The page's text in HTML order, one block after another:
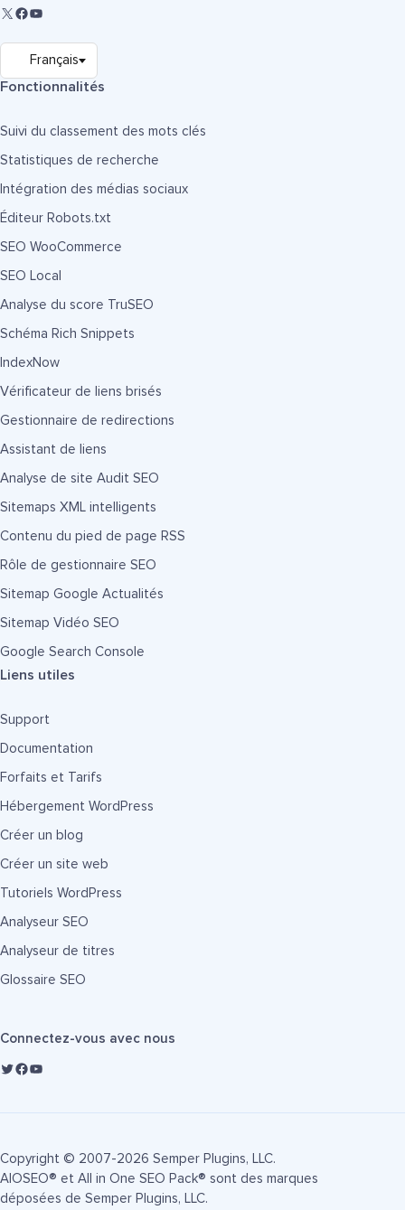
Fonctionnalités
Suivi du classement des mots clés
Statistiques de recherche
Intégration des médias sociaux
Éditeur Robots.txt
SEO WooCommerce
SEO Local
Analyse du score TruSEO
Schéma Rich Snippets
IndexNow
Vérificateur de liens brisés
Gestionnaire de redirections
Assistant de liens
Analyse de site Audit SEO
Sitemaps XML intelligents
Contenu du pied de page RSS
Rôle de gestionnaire SEO
Sitemap Google Actualités
Sitemap Vidéo SEO
Google Search Console
Liens utiles
Support
Documentation
Forfaits et Tarifs
Hébergement WordPress
Créer un blog
Créer un site web
Tutoriels WordPress
Analyseur SEO
Analyseur de titres
Glossaire SEO
Connectez-vous avec nous
Copyright © 2007-2026 Semper Plugins, LLC.
AIOSEO® et All in One SEO Pack® sont des marques
déposées de Semper Plugins, LLC.